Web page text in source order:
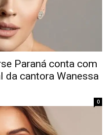
Paraná conta com
da cantora Wanessa
0